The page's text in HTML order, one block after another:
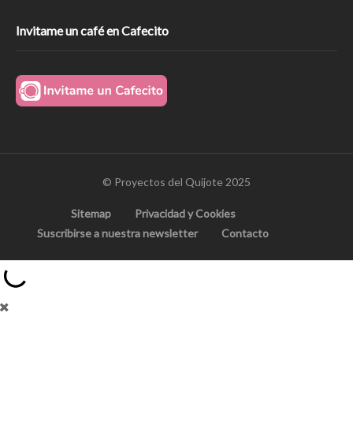
Invitame un café en Cafecito
© Proyectos del Quijote 2025
Sitemap
Privacidad y Cookies
Suscribirse a nuestra newsletter
Contacto